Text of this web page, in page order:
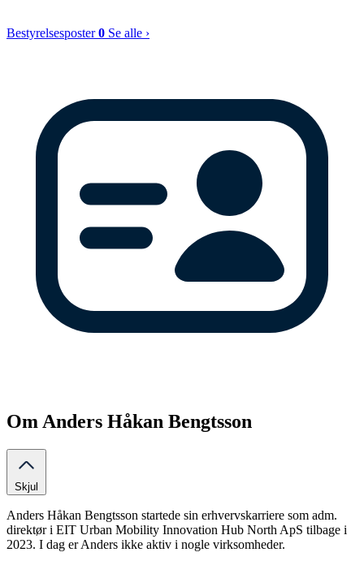
Bestyrelsesposter0 Se alle ›
Om Anders Håkan Bengtsson
Skjul
Anders Håkan Bengtsson startede sin erhvervskarriere som adm.
direktør i EIT Urban Mobility Innovation Hub North ApS tilbage i
2023. I dag er Anders ikke aktiv i nogle virksomheder.